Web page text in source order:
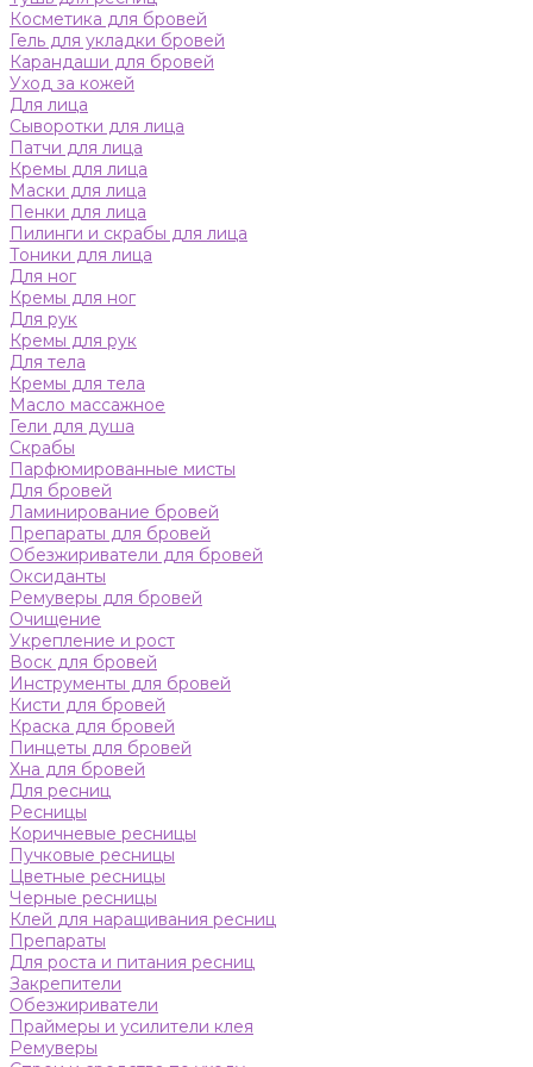
Косметика для бровей
Гель для укладки бровей
Карандаши для бровей
Уход за кожей
Для лица
Сыворотки для лица
Патчи для лица
Кремы для лица
Маски для лица
Пенки для лица
Пилинги и скрабы для лица
Тоники для лица
Для ног
Кремы для ног
Для рук
Кремы для рук
Для тела
Кремы для тела
Масло массажное
Гели для душа
Скрабы
Парфюмированные мисты
Для бровей
Ламинирование бровей
Препараты для бровей
Обезжириватели для бровей
Оксиданты
Ремуверы для бровей
Очищение
Укрепление и рост
Воск для бровей
Инструменты для бровей
Кисти для бровей
Краска для бровей
Пинцеты для бровей
Хна для бровей
Для ресниц
Ресницы
Коричневые ресницы
Пучковые ресницы
Цветные ресницы
Черные ресницы
Клей для наращивания ресниц
Препараты
Для роста и питания ресниц
Закрепители
Обезжириватели
Праймеры и усилители клея
Ремуверы